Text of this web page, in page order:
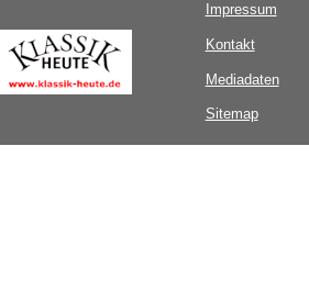
Impressum
Kontakt
Mediadaten
Sitemap